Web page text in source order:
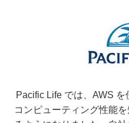
Pacific Life では、AWS
コンピューティング性能